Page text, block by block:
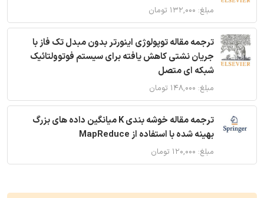
مبلغ: ۱۳۲,۰۰۰ تومان
ترجمه مقاله توپولوژی اینورتر بدون مبدل تک فاز با
جریان نشتی کاهش یافته برای سیستم فوتوولتائیک
شبکه ای متصل
مبلغ: ۱۴۸,۰۰۰ تومان
ترجمه مقاله خوشه بندی K میانگین داده های بزرگ
بهینه شده با استفاده از MapReduce
مبلغ: ۱۲۰,۰۰۰ تومان